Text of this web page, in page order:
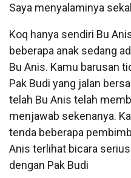
Saya menyalaminya
Koq hanya sendiri Bu
beberapa anak sedang
Bu Anis. Kamu barusan
Pak Budi yang jalan
telah Bu Anis telah
menjawab sekenanya.
tenda beberapa
Anis terlihat bicara
dengan Pak Budi